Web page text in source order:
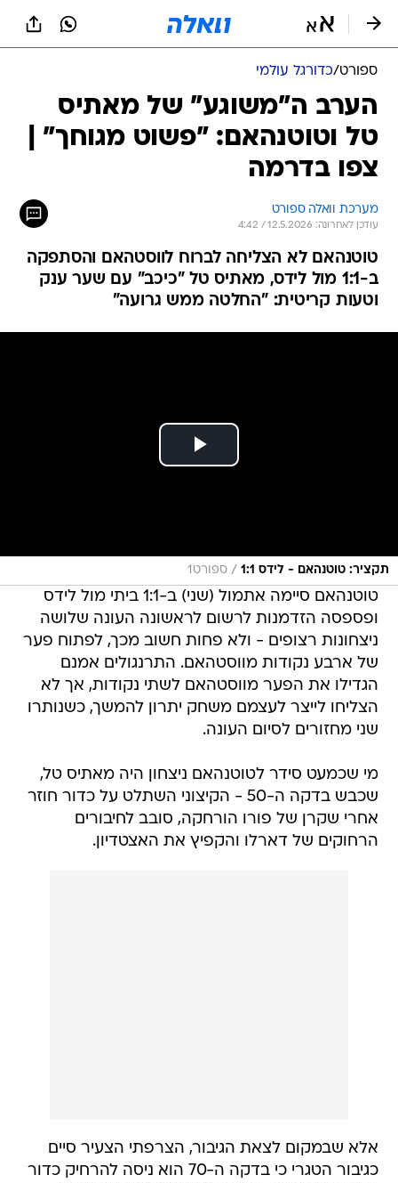
ספורט/כדורגל עולמי
הערב ה"משוגע" של מאתיס
טל וטוטנהאם: "פשוט מגוחך" |
צפו בדרמה
מערכת וואלה ספורט
עודכן לאחרונה: 12.5.2026 / 4:42
טוטנהאם לא הצליחה לברוח לווסטהאם והסתפקה
ב-1:1 מול לידס, מאתיס טל "כיכב" עם שער ענק
וטעות קריטית: "החלטה ממש גרועה"
תקציר: טוטנהאם - לידס 1:1 / ספורט1
טוטנהאם סיימה אתמול (שני) ב-1:1 ביתי מול לידס
ופספסה הזדמנות לרשום לראשונה העונה שלושה
ניצחונות רצופים - ולא פחות חשוב מכך, לפתוח פער
של ארבע נקודות מווסטהאם. התרנגולים אמנם
הגדילו את הפער מווסטהאם לשתי נקודות, אך לא
הצליחו לייצר לעצמם משחק יתרון להמשך, כשנותרו
שני מחזורים לסיום העונה.
מי שכמעט סידר לטוטנהאם ניצחון היה מאתיס טל,
שכבש בדקה ה-50 - הקיצוני השתלט על כדור חוזר
אחרי שקרן של פורו הורחקה, סובב לחיבורים
הרחוקים של דארלו והקפיץ את האצטדיון.
אלא שבמקום לצאת הגיבור, הצרפתי הצעיר סיים
כגיבור הטגרי כי בדקה ה-70 הוא ניסה להרחיק כדור